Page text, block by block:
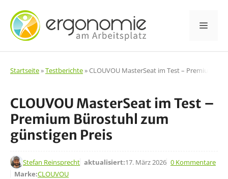
Inhalt
springen
Startseite»Testberichte»CLOUVOU MasterSeat im Test – Premium
CLOUVOU MasterSeat im Test –
Premium Bürostuhl zum
günstigen Preis
Stefan Reinsprecht aktualisiert:17. März 2026
6. Nov. 2024
0 Kommentare
Marke:CLOUVOU